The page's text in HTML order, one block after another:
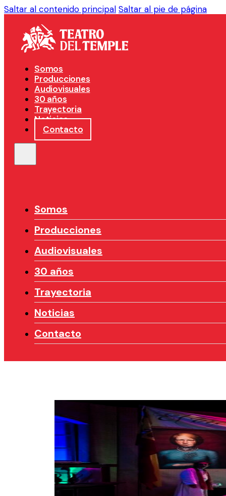
Saltar al contenido principal Saltar al pie de página
Somos
Producciones
Audiovisuales
30 años
Trayectoria
Noticias
Contacto
Somos
Producciones
Audiovisuales
30 años
Trayectoria
Noticias
Contacto